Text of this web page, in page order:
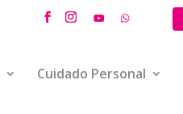
Cuidado Personal